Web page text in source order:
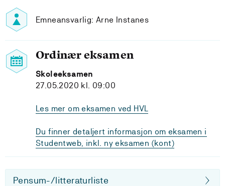
Emneansvarlig: Arne Instanes
Ordinær eksamen
Skoleeksamen
27.05.2020 kl. 09:00
Les mer om eksamen ved HVL
Du finner detaljert informasjon om eksamen i
Studentweb, inkl. ny eksamen (kont)
Pensum-/litteraturliste